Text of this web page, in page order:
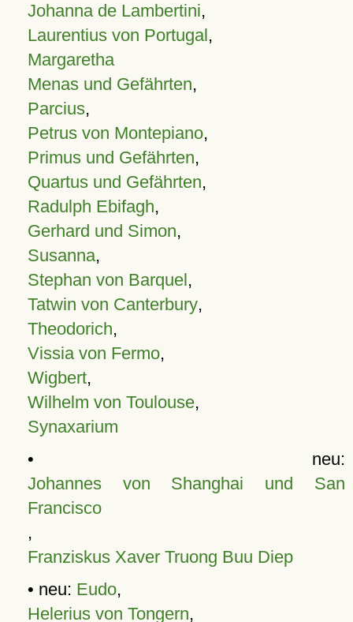
Johanna de Lambertini,
Laurentius von Portugal,
Margaretha
Menas und Gefährten,
Parcius,
Petrus von Montepiano,
Primus und Gefährten,
Quartus und Gefährten,
Radulph Ebifagh,
Gerhard und Simon,
Susanna,
Stephan von Barquel,
Tatwin von Canterbury,
Theodorich,
Vissia von Fermo,
Wigbert,
Wilhelm von Toulouse,
Synaxarium
• neu:
Johannes von Shanghai und San
Francisco
,
Franziskus Xaver Truong Buu Diep
• neu: Eudo,
Helerius von Tongern,